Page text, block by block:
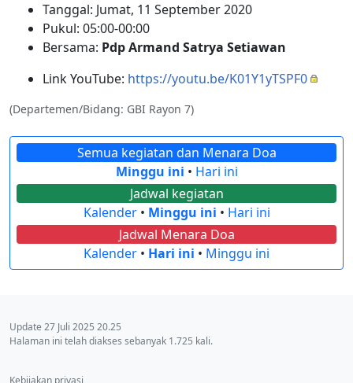
Tanggal: Jumat, 11 September 2020
Pukul: 05:00-00:00
Bersama: Pdp Armand Satrya Setiawan
Link YouTube: https://youtu.be/K01Y1yTSPF0
(Departemen/Bidang: GBI Rayon 7)
Semua kegiatan dan Menara Doa
Minggu ini • Hari ini
Jadwal kegiatan
Kalender• Minggu ini • Hari ini
Jadwal Menara Doa
Kalender • Hari ini • Minggu ini
Update 27 Juli 2025 20.25
Halaman ini telah diakses sebanyak 1.725 kali.